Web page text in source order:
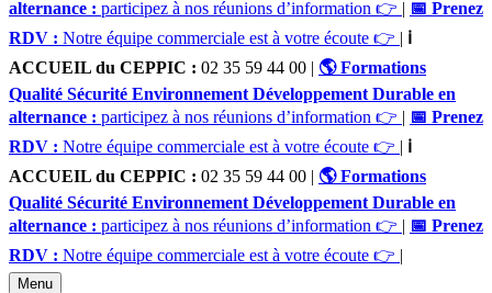
alternance : participez à nos réunions d’information 👉 | 📅 Prenez
RDV : Notre équipe commerciale est à votre écoute 👉 | ℹ️
ACCUEIL du CEPPIC : 02 35 59 44 00 | 🌎 Formations
Qualité Sécurité Environnement Développement Durable en
alternance : participez à nos réunions d’information 👉 | 📅 Prenez
RDV : Notre équipe commerciale est à votre écoute 👉 | ℹ️
ACCUEIL du CEPPIC : 02 35 59 44 00 | 🌎 Formations
Qualité Sécurité Environnement Développement Durable en
alternance : participez à nos réunions d’information 👉 | 📅 Prenez
RDV : Notre équipe commerciale est à votre écoute 👉 |
Menu